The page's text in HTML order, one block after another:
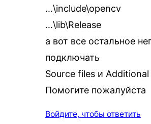
…\include\opencv
…\lib\Release
а вот все остальное
подключать
Source files и
Помогите пожалуйста
Войдите, чтобы ответить